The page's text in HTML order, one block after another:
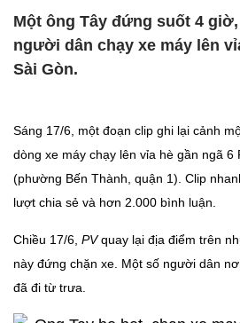
Một ông Tây đứng suốt 4
người dân chạy xe máy lên
Sài Gòn.
Sáng 17/6, một đoạn clip ghi lại cảnh
dòng xe máy chạy lên vỉa hè gần ngã
(phường Bến Thành, quận 1). Clip
lượt chia sẻ và hơn 2.000 bình luận.
Chiều 17/6, PVquay lại địa điểm trên
này đứng chặn xe. Một số người dân
đã đi từ trưa.